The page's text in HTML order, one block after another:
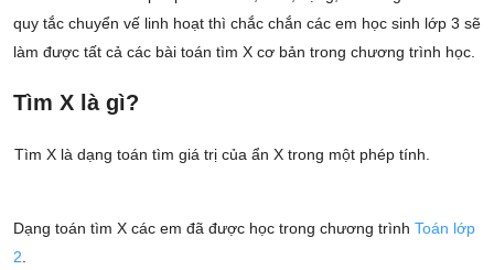
quy tắc chuyển vế linh hoạt thì chắc chắn các em học sinh lớp 3 sẽ
làm được tất cả các bài toán tìm X cơ bản trong chương trình học.
Tìm X là gì?
Tìm X là dạng toán tìm giá trị của ẩn X trong một phép tính.
Dạng toán tìm X các em đã được học trong chương trình Toán lớp
2